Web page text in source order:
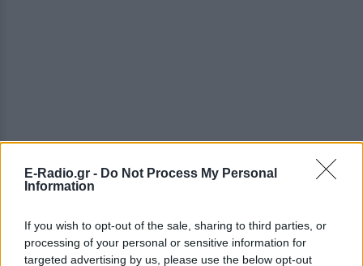
E-Radio.gr - Do Not Process My Personal
Information
If you wish to opt-out of the sale, sharing to third parties, or
processing of your personal or sensitive information for
targeted advertising by us, please use the below opt-out
ΔΕΙΤΕ ΕΠΙΣΗΣ
ΣΤΗΝ ΙΔΙΑ ΚΑΤΗΓΟΡΙΑ
Γιαννακόπουλος για Ολυμπιακό: